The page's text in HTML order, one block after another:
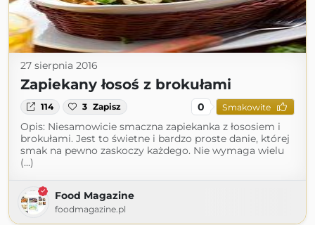
27 sierpnia 2016
Zapiekany łosoś z brokułami
114 3 Zapisz 0 Smakowite
Opis: Niesamowicie smaczna zapiekanka z łososiem i
brokułami. Jest to świetne i bardzo proste danie, której
smak na pewno zaskoczy każdego. Nie wymaga wielu
(...)
Food Magazine
foodmagazine.pl